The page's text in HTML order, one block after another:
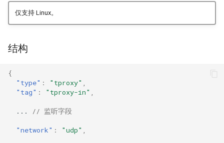
Sponsors
隐私政策 UDP
协议探测
HTTP2 Fields
证书提供者
DNS01 验证字段
多路复用
OpenVPN Server
UDP NAT 字段
HTTP
VMess
Trojan
WireGuard
CCM
Hysteria Realm
USB/IP Server
仅支持 Linux。
结构
{
"type" : "tproxy" ,
"tag" : "tproxy-in" ,
... // 监听字段
"network" : "udp" ,